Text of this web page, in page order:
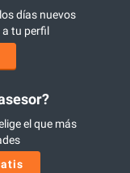
días nuevos
tu perfil
el que más